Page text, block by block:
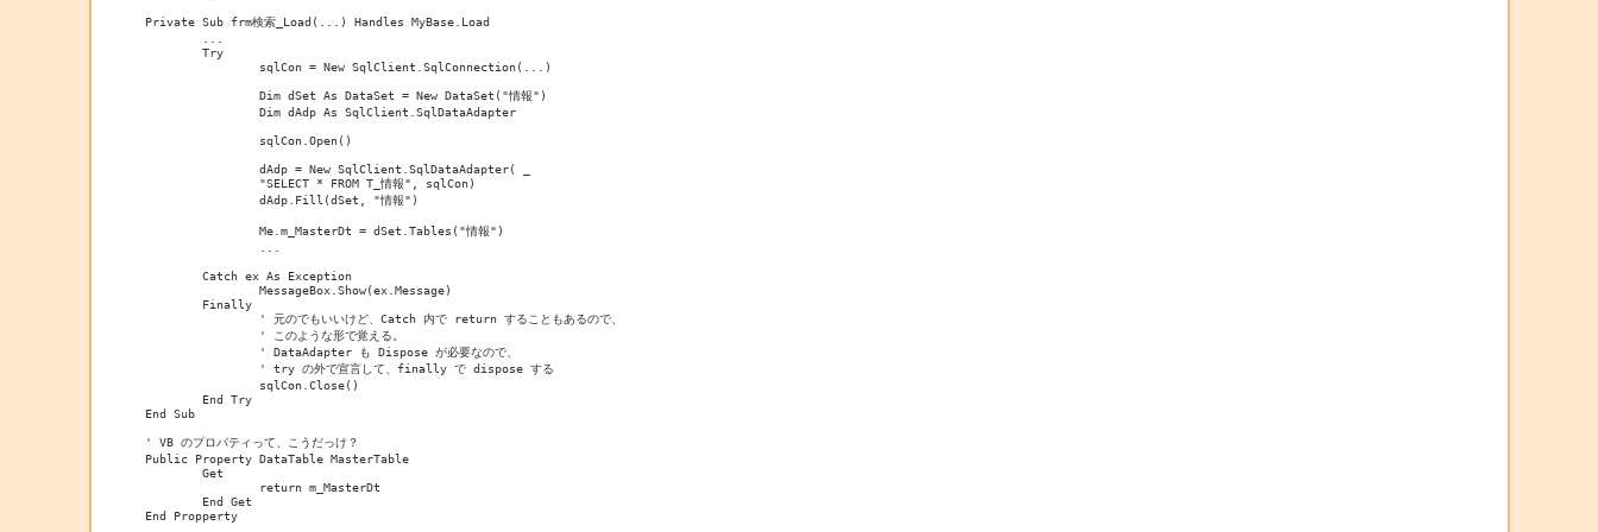
Private Sub frm検索_Load(...) Handles MyBase.Load
	Try
		sqlCon = New SqlClient.SqlConnection(...)
		Dim dSet As DataSet = New DataSet("情報")
		Dim dAdp As SqlClient.SqlDataAdapter
		sqlCon.Open()
		dAdp = New SqlClient.SqlDataAdapter( _
		"SELECT * FROM T_情報", sqlCon)
		dAdp.Fill(dSet, "情報")
		Me.m_MasterDt = dSet.Tables("情報")
	Catch ex As Exception
		MessageBox.Show(ex.Message)
	Finally
		' 元のでもいいけど、Catch 内で return することもあるので、
		' このような形で覚える。
		' DataAdapter も Dispose が必要なので、
		' try の外で宣言して、finally で dispose する
		sqlCon.Close()
	End Try
End Sub
' VB のプロパティって、こうだっけ？
Public Property DataTable MasterTable
	Get
		return m_MasterDt
	End Get
End Propperty